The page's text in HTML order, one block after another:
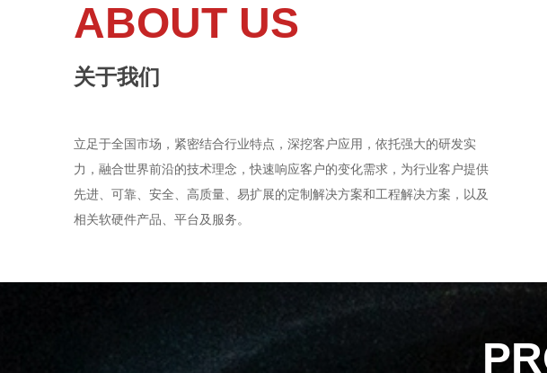
ABOUT US
关于我们
立足于全国市场，紧密结合行业特点，深挖客户应用，依托强大的研发实
力，融合世界前沿的技术理念，快速响应客户的变化需求，为行业客户提供
先进、可靠、安全、高质量、易扩展的定制解决方案和工程解决方案，以及
相关软硬件产品、平台及服务。